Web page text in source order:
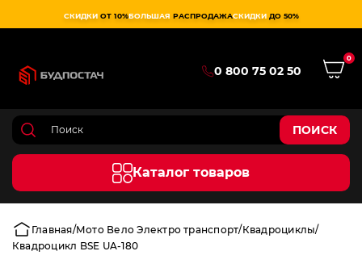
СКИДКИ ОТ 10%БОЛЬШАЯ РАСПРОДАЖАСКИДКИ ДО 50%
0 800 75 02 50
0
ПОИСК
Каталог товаров
Главная Мото Вело Электро транспорт Квадроциклы
Квадроцикл BSE UA-180